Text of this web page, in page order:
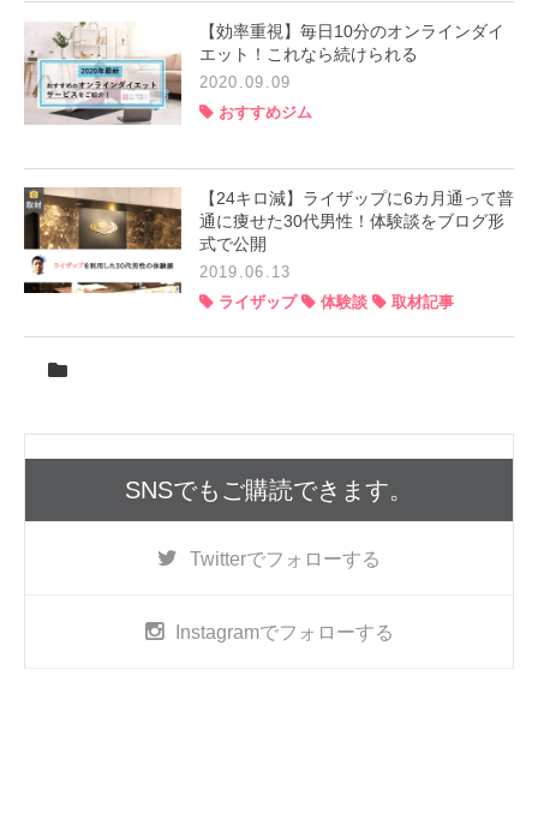
【効率重視】毎日10分のオンラインダイ
エット！これなら続けられる
2020.09.09
おすすめジム
【24キロ減】ライザップに6カ月通って普
通に痩せた30代男性！体験談をブログ形
式で公開
2019.06.13
ライザップ
体験談 取材記事
SNSでもご購読できます。
Twitterでフォローする
Instagramでフォローする